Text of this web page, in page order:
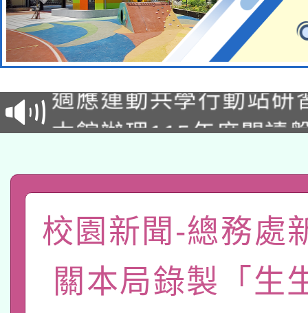
本校115學年度第2次
招甄選結果公告(無人
招)
適應運動共學行動站研
本館辦理115年度閱讀
礎課程
A3數位素養講師名單
「數位內容與教學軟體
pilot」
有關大陸委員會函釋公
薪期間赴陸應申請許可
轉知經濟部水利署委託
校園新聞-總務處
關本局錄製「生